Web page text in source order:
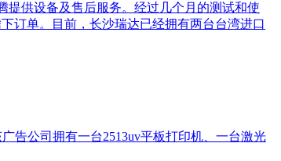
提供设备及售后服务。经过几个月的测试和使
订单。目前，长沙瑞达已经拥有两台台湾进口
告公司拥有一台2513uv平板打印机、一台激光